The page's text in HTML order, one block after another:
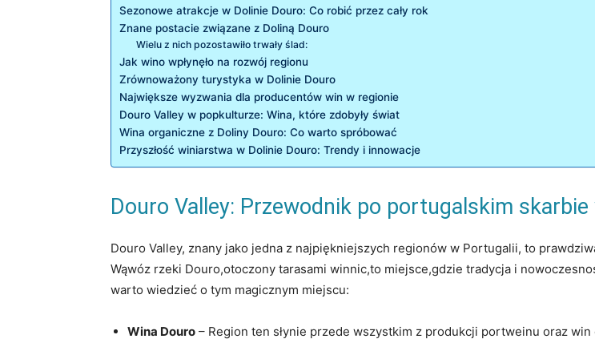
Sezonowe atrakcje w Dolinie ​Douro: Co robić ⁤przez cały rok
Znane postacie związane z Doliną Douro
Wielu⁢ z nich pozostawiło ​trwały ślad:
Jak wino ‌wpłynęło na rozwój regionu
Zrównoważony ⁤turystyka w Dolinie ⁣Douro
Największe wyzwania dla producentów​ win w​ regionie
Douro Valley w popkulturze: Wina, ​które⁣ zdobyły świat
Wina organiczne z Doliny Douro:‍ Co⁤ warto spróbować
Przyszłość winiarstwa w Dolinie Douro:‍ Trendy i⁢ innowacje
Douro ‍Valley: Przewodnik po portugalskim ⁢skarbie⁤
Douro Valley, znany ⁣jako‍ jedna‍ z najpiękniejszych⁢ regionów w Portugalii, to
Wąwóz rzeki ‍Douro,otoczony tarasami winnic,to miejsce,gdzie⁣ tradycja ⁢i
warto wiedzieć o ⁣tym magicznym miejscu:
Wina Douro –​ Region ten słynie przede wszystkim z produkcji portweinu‍ oraz